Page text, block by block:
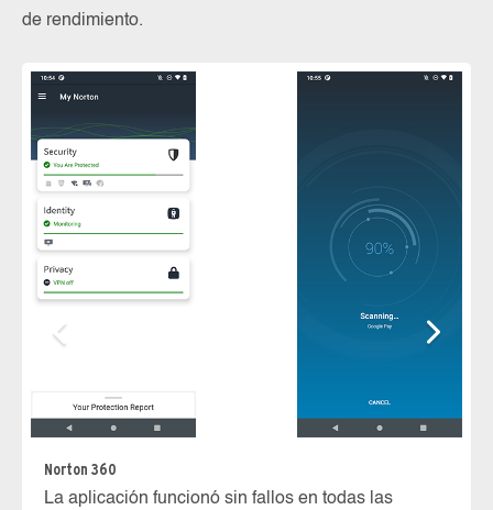
de rendimiento.
Norton 360
La aplicación funcionó sin fallos en todas las